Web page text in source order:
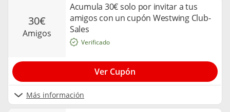
30€
amigos
Acumula 30€ solo por invitar a tus
amigos con un cupón Westwing Club-
Sales
Más información
Verificado
Ver Cupón